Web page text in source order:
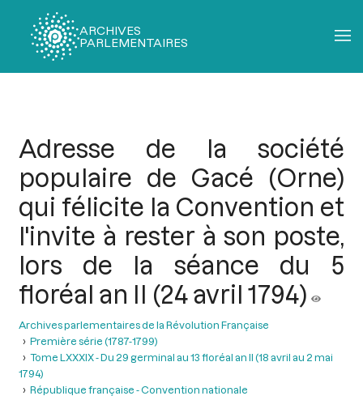
ARCHIVES
PARLEMENTAIRES
Adresse de la société
populaire de Gacé (Orne)
qui félicite la Convention et
l'invite à rester à son poste,
lors de la séance du 5
floréal an II (24 avril 1794)
Archives parlementaires de la Révolution Française
Première série (1787-1799)
Tome LXXXIX - Du 29 germinal au 13 floréal an II (18 avril au 2 mai
1794)
République française - Convention nationale